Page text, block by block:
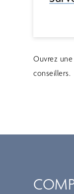
Ouvrez
conseillers.